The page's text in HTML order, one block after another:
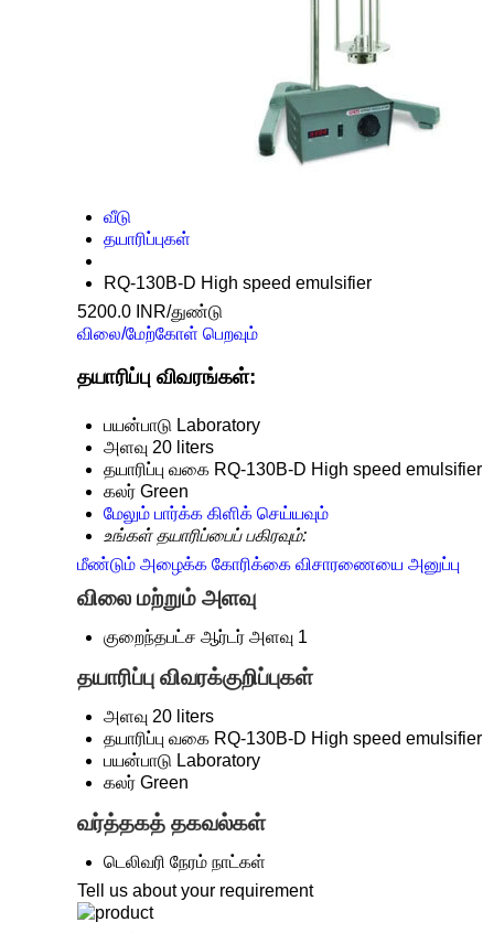
வீடு
தயாரிப்புகள்
RQ-130B-D High speed emulsifier
5200.0 INR/துண்டு
விலை/மேற்கோள் பெறவும்
தயாரிப்பு விவரங்கள்:
பயன்பாடு Laboratory
அளவு 20 liters
தயாரிப்பு வகை RQ-130B-D High speed emulsifier
கலர் Green
மேலும் பார்க்க கிளிக் செய்யவும்
உங்கள் தயாரிப்பைப் பகிரவும்:
மீண்டும் அழைக்க கோரிக்கை விசாரணையை அனுப்பு
விலை மற்றும் அளவு
குறைந்தபட்ச ஆர்டர் அளவு 1
தயாரிப்பு விவரக்குறிப்புகள்
அளவு 20 liters
தயாரிப்பு வகை RQ-130B-D High speed emulsifier
பயன்பாடு Laboratory
கலர் Green
வர்த்தகத் தகவல்கள்
டெலிவரி நேரம் நாட்கள்
Tell us about your requirement